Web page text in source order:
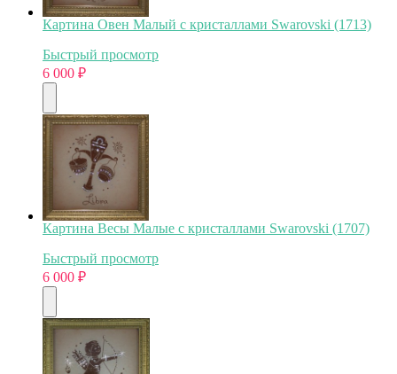
Картина Овен Малый с кристаллами Swarovski (1713)
Быстрый просмотр
6 000 ₽
Картина Весы Малые с кристаллами Swarovski (1707)
Быстрый просмотр
6 000 ₽